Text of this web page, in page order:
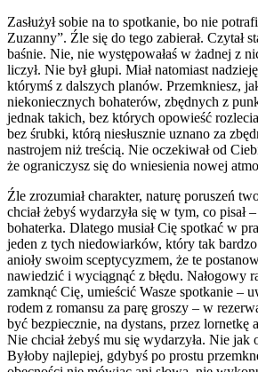
Zasłużył sobie na to spotkanie, bo nie
Zuzanny”. Źle się do tego zabierał. Czytał
baśnie. Nie, nie występowałaś w żadnej z
liczył. Nie był głupi. Miał natomiast
którymś z dalszych planów. Przemkniesz,
niekoniecznych bohaterów, zbędnych z
jednak takich, bez których opowieść
bez śrubki, którą niesłusznie uznano za
nastrojem niż treścią. Nie oczekiwał od
że ograniczysz się do wniesienia nowej
Źle zrozumiał charakter, naturę poruszeń
chciał żebyś wydarzyła się w tym, co pisał
bohaterka. Dlatego musiał Cię spotkać w
jeden z tych niedowiarków, który tak
anioły swoim sceptycyzmem, że te
nawiedzić i wyciągnąć z błędu. Nałogowy
zamknąć Cię, umieścić Wasze spotkanie –
rodem z romansu za parę groszy – w
być bezpiecznie, na dystans, przez lornetkę
Nie chciał żebyś mu się wydarzyła. Nie jak
Byłoby najlepiej, gdybyś po prostu